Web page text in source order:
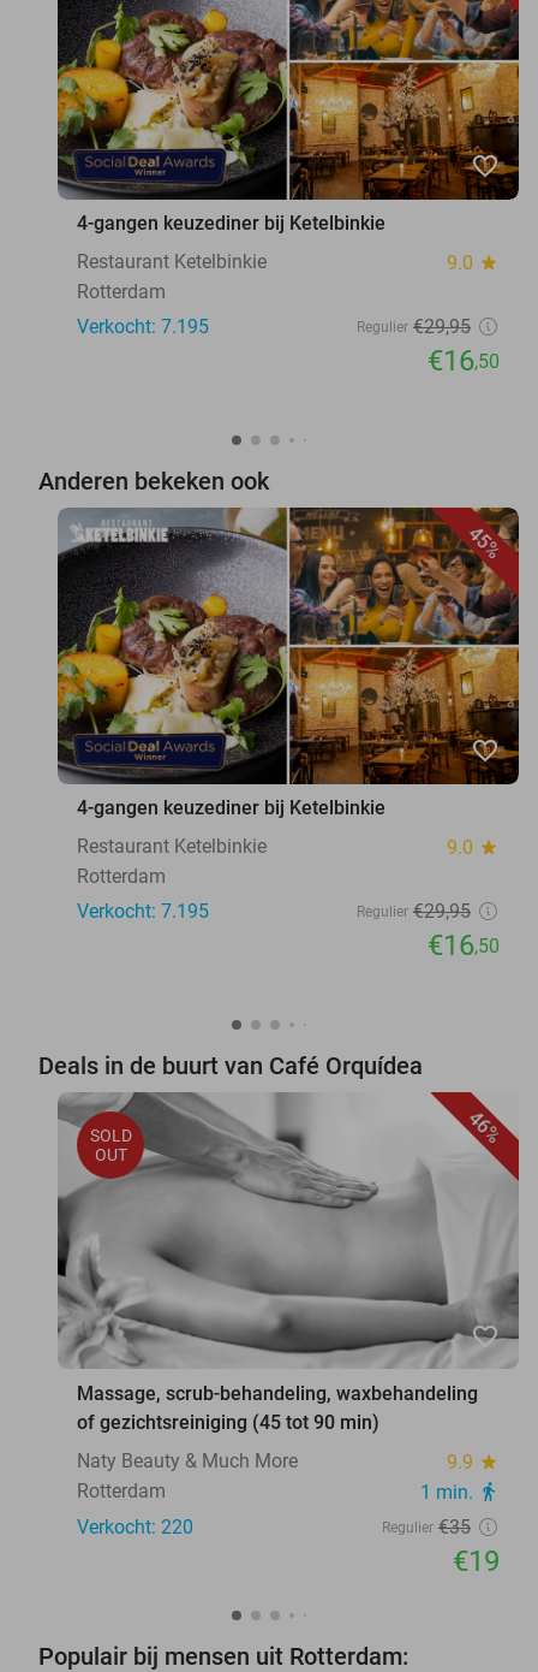
favorite_border
4-gangen keuzediner bij Ketelbinkie
Restaurant Ketelbinkie
9.0 star
Rotterdam
Verkocht: 7.195
Regulier €29,95
€16,50
Anderen bekeken ook
45%
favorite_border
4-gangen keuzediner bij Ketelbinkie
Restaurant Ketelbinkie
9.0 star
Rotterdam
Verkocht: 7.195
Regulier €29,95
€16,50
Deals in de buurt van Café Orquídea
46%
SOLD
OUT
favorite_border
Massage, scrub-behandeling, waxbehandeling
of gezichtsreiniging (45 tot 90 min)
Naty Beauty & Much More
9.9 star
Rotterdam 1 min. directions_walk
Verkocht: 220 Regulier €35
€19
Populair bij mensen uit Rotterdam: